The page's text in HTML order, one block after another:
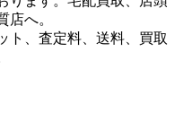
店へ。
ト、査定料、送料、買取